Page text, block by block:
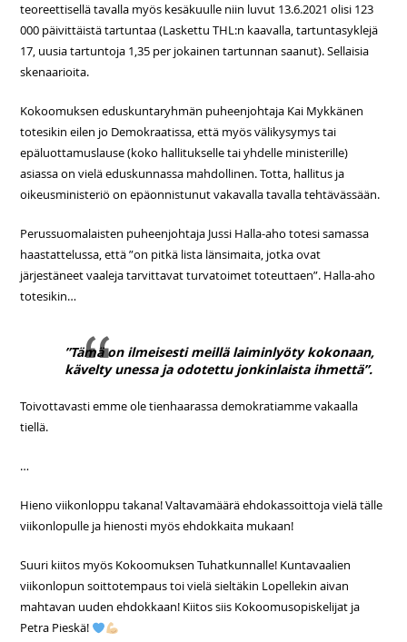
teoreettisellä tavalla myös kesäkuulle niin luvut 13.6.2021 olisi 123
000 päivittäistä tartuntaa (Laskettu THL:n kaavalla, tartuntasyklejä
17, uusia tartuntoja 1,35 per jokainen tartunnan saanut). Sellaisia
skenaarioita.
Kokoomuksen eduskuntaryhmän puheenjohtaja Kai Mykkänen
totesikin eilen jo Demokraatissa, että myös välikysymys tai
epäluottamuslause (koko hallitukselle tai yhdelle ministerille)
asiassa on vielä eduskunnassa mahdollinen. Totta, hallitus ja
oikeusministeriö on epäonnistunut vakavalla tavalla tehtävässään.
Perussuomalaisten puheenjohtaja Jussi Halla-aho totesi samassa
haastattelussa, että ”on pitkä lista länsimaita, jotka ovat
järjestäneet vaaleja tarvittavat turvatoimet toteuttaen”. Halla-aho
totesikin…
”Tämä on ilmeisesti meillä laiminlyöty kokonaan,
kävelty unessa ja odotettu jonkinlaista ihmettä”.
Toivottavasti emme ole tienhaarassa demokratiamme vakaalla
tiellä.
…
Hieno viikonloppu takana! Valtavamäärä ehdokassoittoja vielä tälle
viikonlopulle ja hienosti myös ehdokkaita mukaan!
Suuri kiitos myös Kokoomuksen Tuhatkunnalle! Kuntavaalien
viikonlopun soittotempaus toi vielä sieltäkin Lopellekin aivan
mahtavan uuden ehdokkaan! Kiitos siis Kokoomusopiskelijat ja
Petra Pieskä!